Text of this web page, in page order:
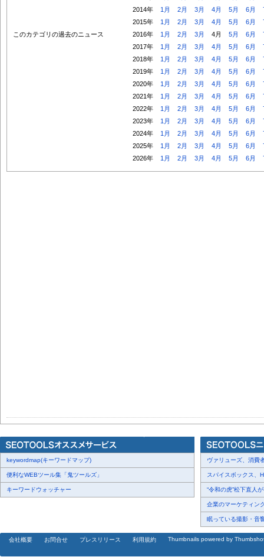
このカテゴリの過去のニュース
2014年
1月 2月 3月 4月 5月 6月
2015年
1月 2月 3月 4月 5月 6月
2016年
1月 2月 3月 4月 5月 6月
2017年
1月 2月 3月 4月 5月 6月
2018年
1月 2月 3月 4月 5月 6月
2019年
1月 2月 3月 4月 5月 6月
2020年
1月 2月 3月 4月 5月 6月
2021年
1月 2月 3月 4月 5月 6月
2022年
1月 2月 3月 4月 5月 6月
2023年
1月 2月 3月 4月 5月 6月
2024年
1月 2月 3月 4月 5月 6月
2025年
1月 2月 3月 4月 5月 6月
2026年
1月 2月 3月 4月 5月 6月
keywordmap(キーワードマップ)
便利なWEBツール集「鬼ツールズ」
キーワードウォッチャー
ヴァリューズ、消費
スパイスボックス、
“令和の虎”松下直人
企業のマーケティン
眠っている撮影・音
会社概要 お問合せ プレスリリース 利用規約 Thumbnails powered by